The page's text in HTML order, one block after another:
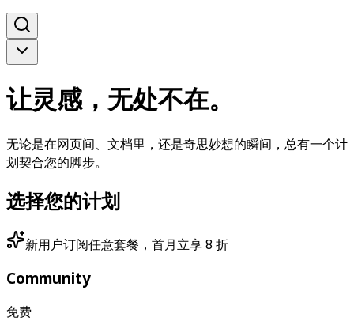
让灵感，无处不在。
无论是在网页间、文档里，还是奇思妙想的瞬间，总有一个计
划契合您的脚步。
选择您的计划
新用户订阅任意套餐，首月立享 8 折
Community
免费